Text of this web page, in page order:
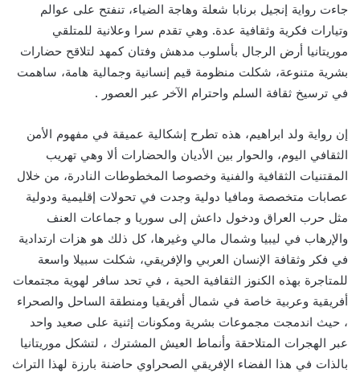
جاءت رواية إنجيل برنابا شعلة وهاجة الضياء، تنفتح على عوالم
وتيارات فكرية وثقافية عدة. وهي تقدم سرا وعلانية للمتلقي
موريتانيا أرض الرجال بأسلوب مدهش وفتان كمهد لتلاقح حضارات
بشرية متنوعة، شكلت منظومة قيم إنسانية وجمالية هامة، ساهمت
في ترسيخ ثقافة السلم واحترام الآخر عبر العصور .
إن رواية ولد ابراهيم، هذه تطرح إشكالية عميقة في مفهوم الأمن
الثقافي اليوم، والحوار بين الأديان والحضارات ألا وهي تهريب
المقتنيات الثقافية والفنية وخصوصا المخطوطات النادرة، من خلال
عصابات متخصصة ومافيا دولية وجدت في تحولات إقليمية ودولية
مثل حرب العراق ودخول داعش إلى سوريا و جماعات العنف
والإرهاب في ليبيا وشمال مالي وغيرها، كل ذلك هو هزات ارتدادية
في فكر وثقافة الإنسان العربي والإفريقي، شكلت سبيلا واسعة
للمتاجرة بهذه الكنوز الثقافية الحية ، في تحد سافر لهوية مجتمعات
أفريقية وعربية خاصة في شمال أفريقيا ومنطقة الساحل والصحراء
، حيث اندمجت مجموعات بشرية ومكونات إثنية على صعيد واحد
عبر الهجرات المتلاحقة وأنماط العيش المشترك ، لتشكل موريتانيا
بالذات في هذا الفضاء الإفريقي الصحراوي حاضنة بارزة لهذا التراث